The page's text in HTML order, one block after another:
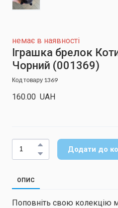
немає в наявності
Іграшка брелок
Чорний (001369)
Код товару 1369
160.00  UAH
Додати до
ОПИС
Поповніть свою колекцію